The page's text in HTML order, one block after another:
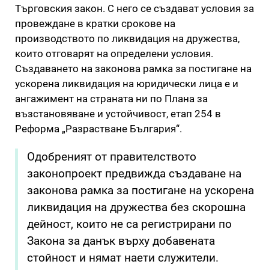
Търговския закон. С него се създават условия за
провеждане в кратки срокове на
производството по ликвидация на дружества,
които отговарят на определени условия.
Създаването на законова рамка за постигане на
ускорена ликвидация на юридически лица е и
ангажимент на страната ни по Плана за
възстановяване и устойчивост, етап 254 в
Реформа „Разрастване България“.
Одобреният от правителството
законопроект предвижда създаване на
законова рамка за постигане на ускорена
ликвидация на дружества без скорошна
дейност, които не са регистрирани по
Закона за данък върху добавената
стойност и нямат наети служители.